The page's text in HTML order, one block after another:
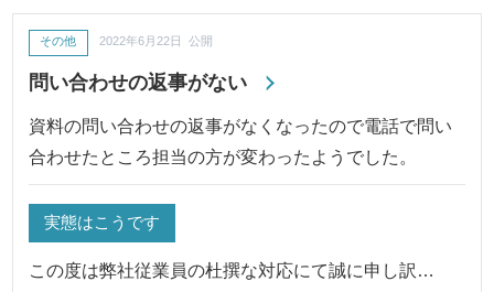
問い合わせの返事がない
その他 2022年6月22日 公開
資料の問い合わせの返事がなくなったので電話で問い
合わせたところ担当の方が変わったようでした。
実態はこうです
この度は弊社従業員の杜撰な対応にて誠に申し訳…